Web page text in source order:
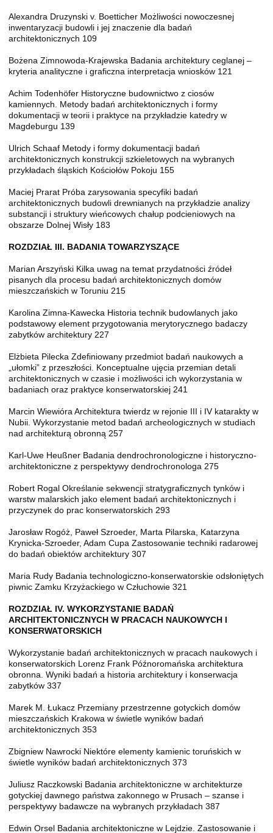
Alexandra Druzynski v. Boetticher Możliwości nowoczesnej
inwentaryzacji budowli i jej znaczenie dla badań
architektonicznych 109
Bożena Zimnowoda-Krajewska Badania architektury ceglanej –
kryteria analityczne i graficzna interpretacja wniosków 121
Achim Todenhöfer Historyczne budownictwo z ciosów
kamiennych. Metody badań architektonicznych i formy
dokumentacji w teorii i praktyce na przykładzie katedry w
Magdeburgu 139
Ulrich Schaaf Metody i formy dokumentacji badań
architektonicznych konstrukcji szkieletowych na wybranych
przykładach śląskich Kościołów Pokoju 155
Maciej Prarat Próba zarysowania specyfiki badań
architektonicznych budowli drewnianych na przykładzie analizy
substancji i struktury wieńcowych chałup podcieniowych na
obszarze Dolnej Wisły 183
ROZDZIAŁ III. BADANIA TOWARZYSZĄCE
Marian Arszyński Kilka uwag na temat przydatności źródeł
pisanych dla procesu badań architektonicznych domów
mieszczańskich w Toruniu 215
Karolina Zimna-Kawecka Historia technik budowlanych jako
podstawowy element przygotowania merytorycznego badaczy
zabytków architektury 227
Elżbieta Pilecka Zdefiniowany przedmiot badań naukowych a
„ułomki” z przeszłości. Konceptualne ujęcia przemian detali
architektonicznych w czasie i możliwości ich wykorzystania w
badaniach oraz praktyce konserwatorskiej 241
Marcin Wiewióra Architektura twierdz w rejonie III i IV katarakty w
Nubii. Wykorzystanie metod badań archeologicznych w studiach
nad architekturą obronną 257
Karl-Uwe Heußner Badania dendrochronologiczne i historyczno-
architektoniczne z perspektywy dendrochronologa 275
Robert Rogal Określanie sekwencji stratygraficznych tynków i
warstw malarskich jako element badań architektonicznych i
przyczynek do prac konserwatorskich 293
Jarosław Rogóż, Paweł Szroeder, Marta Pilarska, Katarzyna
Krynicka-Szroeder, Adam Cupa Zastosowanie techniki radarowej
do badań obiektów architektury 307
Maria Rudy Badania technologiczno-konserwatorskie odsłoniętych
piwnic Zamku Krzyżackiego w Człuchowie 321
ROZDZIAŁ IV. WYKORZYSTANIE BADAŃ
ARCHITEKTONICZNYCH W PRACACH NAUKOWYCH I
KONSERWATORSKICH
Wykorzystanie badań architektonicznych w pracach naukowych i
konserwatorskich Lorenz Frank Późnoromańska architektura
obronna. Wyniki badań a historia architektury i konserwacja
zabytków 337
Marek M. Łukacz Przemiany przestrzenne gotyckich domów
mieszczańskich Krakowa w świetle wyników badań
architektonicznych 353
Zbigniew Nawrocki Niektóre elementy kamienic toruńskich w
świetle wyników badań architektonicznych 373
Juliusz Raczkowski Badania architektoniczne w architekturze
gotyckiej dawnego państwa zakonnego w Prusach – szanse i
perspektywy badawcze na wybranych przykładach 387
Edwin Orsel Badania architektoniczne w Lejdzie. Zastosowanie i